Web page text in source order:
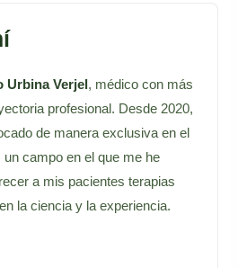
Urbina Verjel, médico con más
profesional. Desde 2020,
de manera exclusiva en el
un campo en el que me he
a mis pacientes terapias
la ciencia y la experiencia.